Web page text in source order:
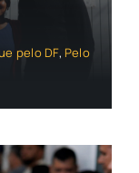
pelo DF, Pelo